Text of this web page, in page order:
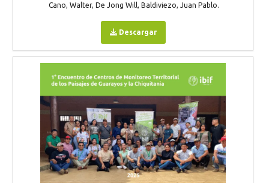
Cano, Walter, De Jong Will, Baldiviezo, Juan Pablo.
Descargar